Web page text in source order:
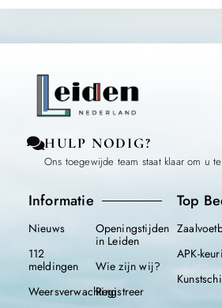
HULP NODIG?
Ons toegewijde team staat klaar om u
Informatie
Nieuws
112
meldingen
Weersverwachting
Openingstijden
in Leiden
Wie zijn wij?
Registreer
Top
APK-